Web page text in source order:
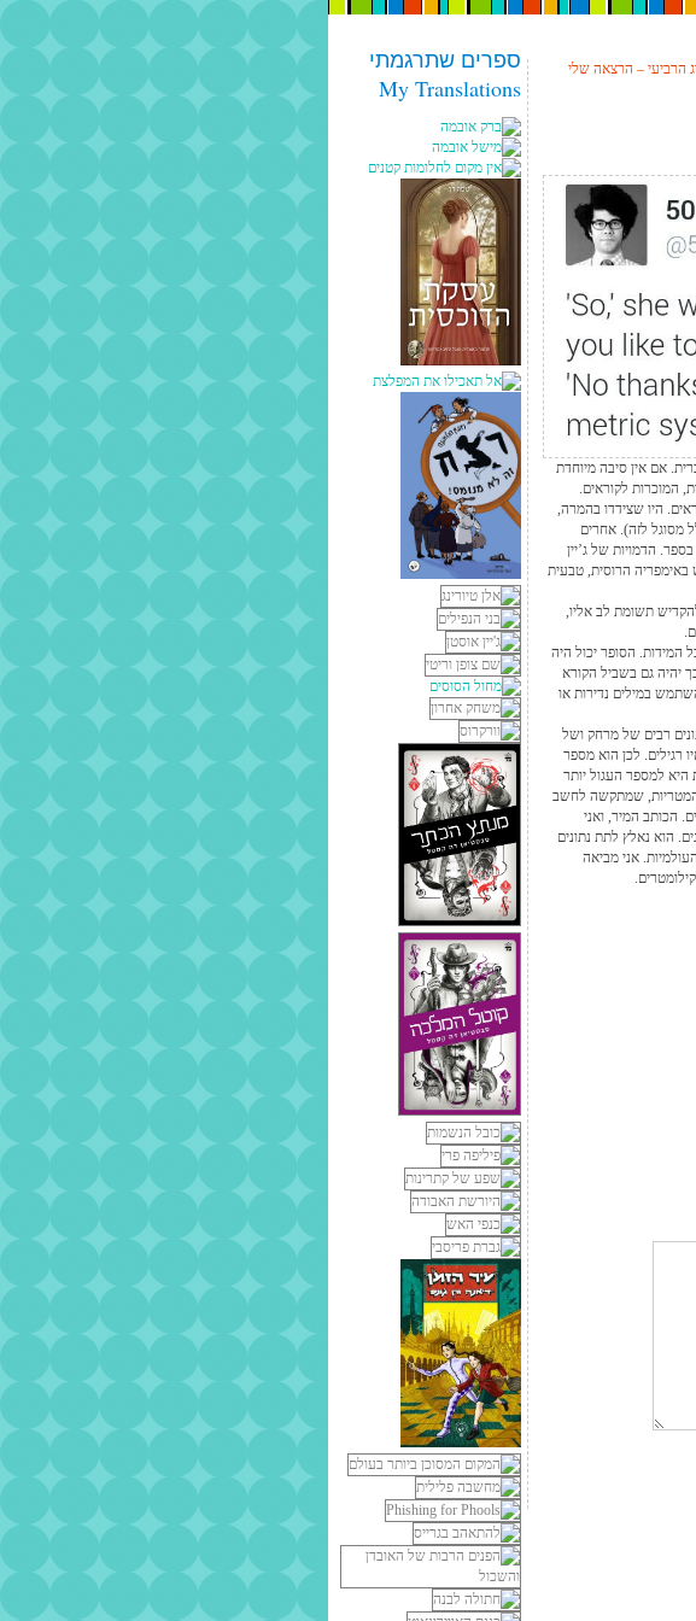
ספרים שתרגמתי
My Translations
הרביעי – הרצאה שלי
אם אין סיבה מיוחדת
המוכרות לקוראים.
היו שצידדו בהמרה,
מסוגל לזה). אחרים
הדמויות של ג’יין
הרוסית, טבעית
תשומת לב אליו,
הסופר יכול היה
יהיה גם בשביל הקורא
במילים נדירות או
רבים של מרחק ושל
רגילים. לכן הוא מספר
היא למספר העגול יותר
המטריות, שמתקשה לחשב
הכותב המיר, ואני
הוא נאלץ לתת נתונים
העולמיות. אני מביאה